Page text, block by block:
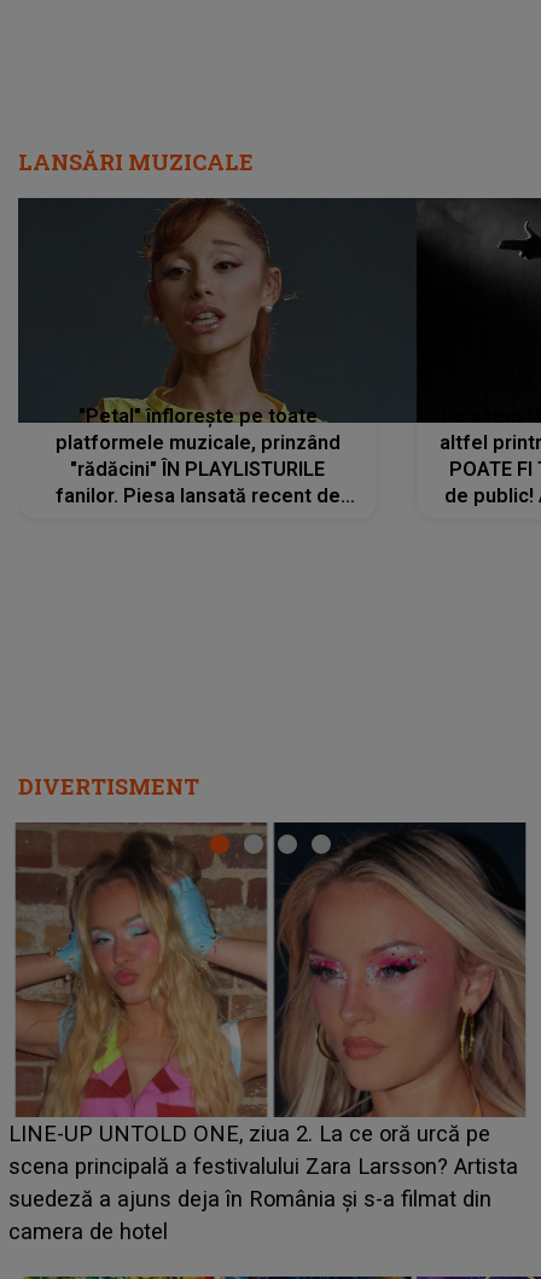
LANSĂRI MUZICALE
"Petal" înflorește pe toate
platformele muzicale, prinzând
"rădăcini" ÎN PLAYLISTURILE
fanilor. Piesa lansată recent de
altfel
POATE FI
de public!
DIVERTISMENT
Ce a dezvăluit noua concurentă din "Casa
luat prin surprindere pe Emanuel. CINE ESTE
BĂIATUL VIZAT de Alexandra?! Aflându-se în
faptului împlinit, A RECUNOSCUT IMEDIAT: "Am